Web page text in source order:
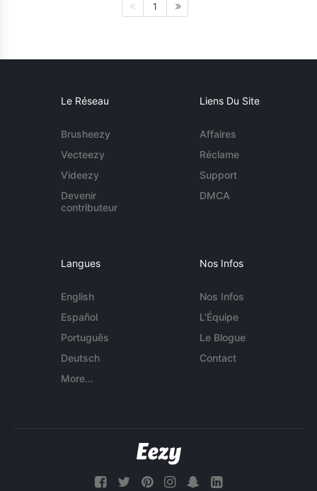
1
Le Réseau
Brusheezy
Vecteezy
Videezy
Devenir
contributeur
Liens Du Site
Affaires
Réclame
Support
DMCA
Langues
English
Español
Português
Deutsch
More...
Nos Infos
Nos Infos
L'Équipe
Le Blogue
Contact